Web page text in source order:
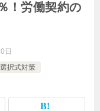
！労働契約の
日
択式対策